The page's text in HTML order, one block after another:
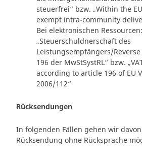
steuerfrei“ bzw. „Within the
exempt intra-community
Bei elektronischen Ressourcen:
„Steuerschuldnerschaft des
Leistungsempfängers/
196 der MwStSystRL“ bzw.
according to article 196 of EU
2006/112“
Rücksendungen
In folgenden Fällen gehen wir
Rücksendung ohne Rücksprache